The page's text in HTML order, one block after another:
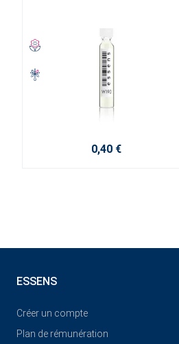
0,40 €
ESSENS
Créer un compte
Plan de rémunération